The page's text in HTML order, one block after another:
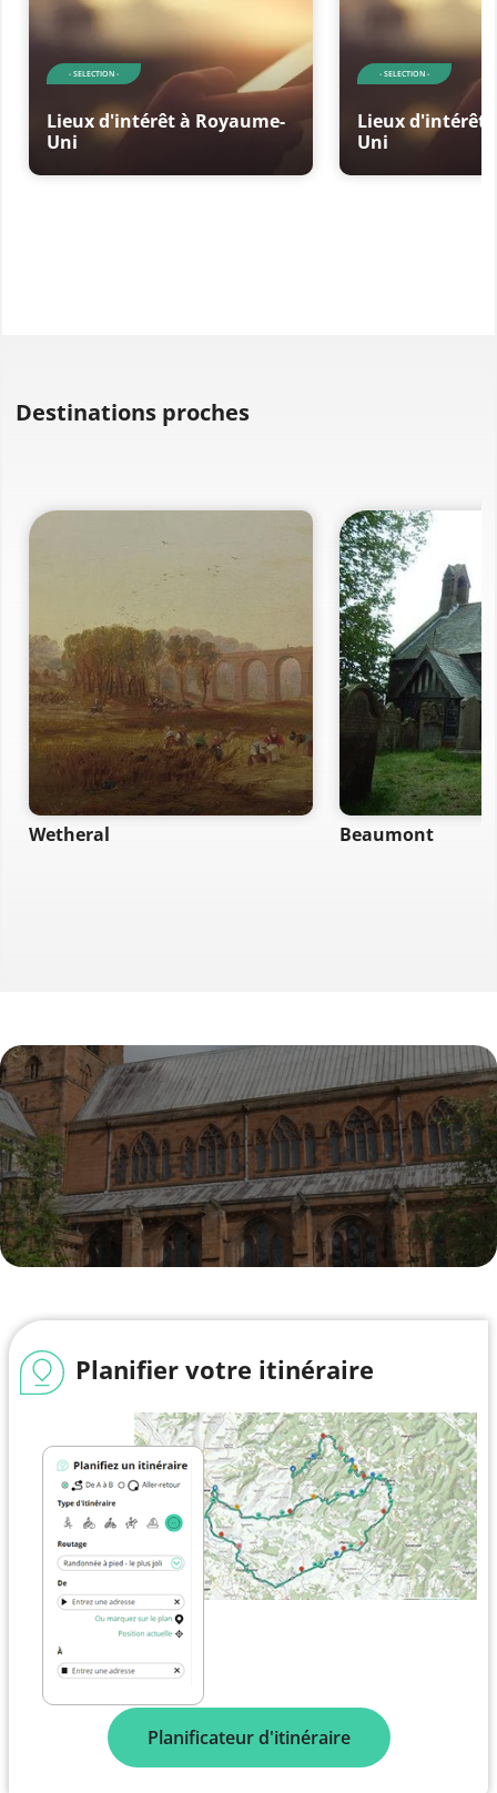
- SELECTION -
Lieux d'intérêt à Royaume-
Uni
- SELECTION -
Lieux d'intérêt
Uni
Destinations proches
Wetheral Beaumont
Planifier votre itinéraire
Planificateur d'itinéraire